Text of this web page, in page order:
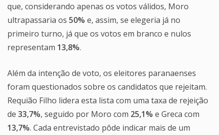
que, considerando apenas os votos válidos, Moro
ultrapassaria os 50% e, assim, se elegeria já no
primeiro turno, já que os votos em branco e nulos
representam 13,8%.
Além da intenção de voto, os eleitores paranaenses
foram questionados sobre os candidatos que rejeitam.
Requião Filho lidera esta lista com uma taxa de rejeição
de 33,7%, seguido por Moro com 25,1% e Greca com
13,7%. Cada entrevistado pôde indicar mais de um